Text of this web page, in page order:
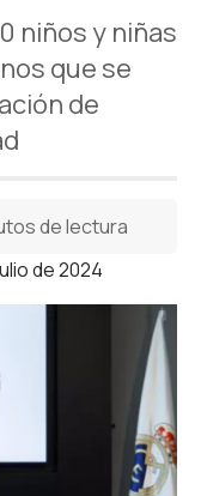
niños y niñas
que se
de
de 2024
de lectura